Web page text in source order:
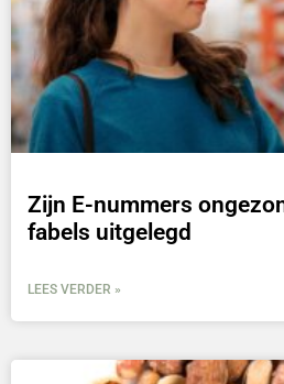
Zijn E-nummers
fabels uitgelegd
LEES VERDER »